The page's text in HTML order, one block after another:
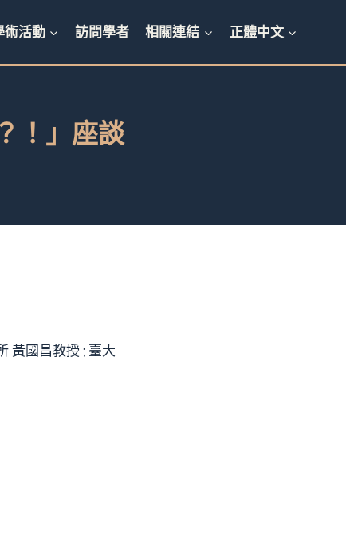
術活動 訪問學者 相關連結 正體中文
！」座談
黃國昌教授 ; 臺大